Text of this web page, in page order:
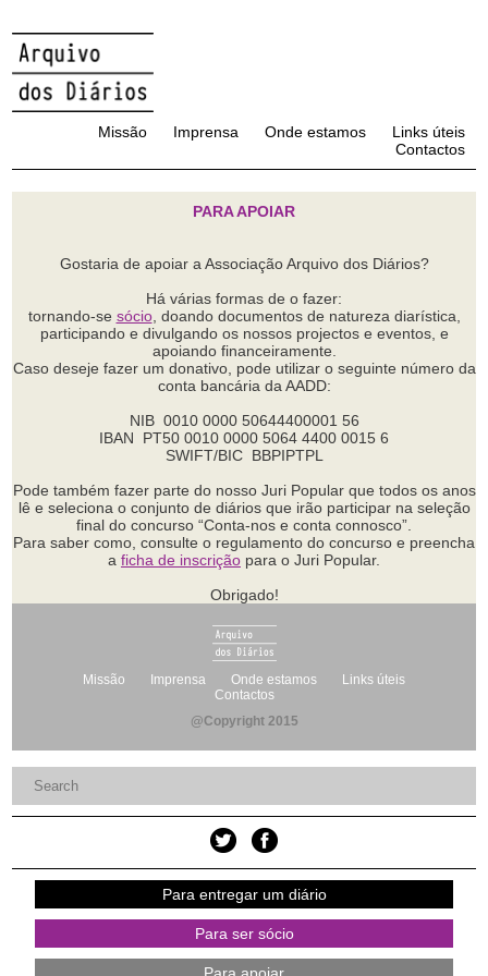
Missão Imprensa Onde estamos
Links úteis
Contactos
PARA APOIAR
Gostaria de apoiar a Associação Arquivo dos Diários?
Há várias formas de o fazer:
tornando-se sócio, doando documentos de natureza diarística,
participando e divulgando os nossos projectos e eventos, e
apoiando financeiramente.
Caso deseje fazer um donativo, pode utilizar o seguinte número da
conta bancária da AADD:
NIB 0010 0000 50644400001 56
IBAN PT50 0010 0000 5064 4400 0015 6
SWIFT/BIC BBPIPTPL
Pode também fazer parte do nosso Juri Popular que todos os anos
lê e seleciona o conjunto de diários que irão participar na seleção
final do concurso “Conta-nos e conta connosco”.
Para saber como, consulte o regulamento do concurso e preencha
a ficha de inscrição para o Juri Popular.
Obrigado!
Missão Imprensa Onde estamos
Links úteis
Contactos
@Copyright 2015
Para entregar um diário
Para ser sócio